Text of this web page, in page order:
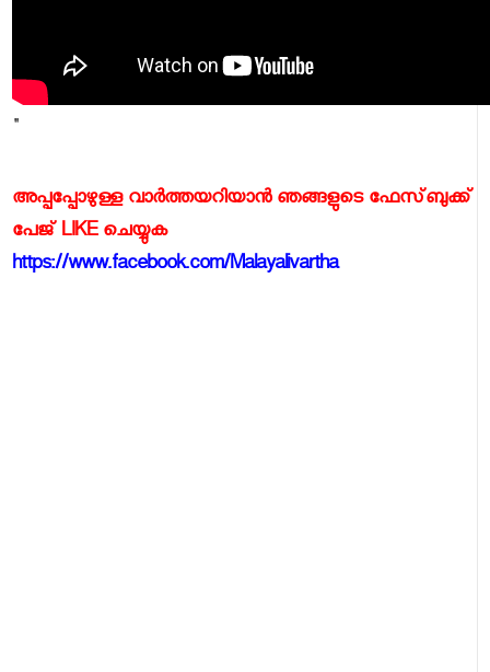
"
അപ്പപ്പോഴുള്ള വാര്‍ത്തയറിയാന്‍ ഞങ്ങളുടെ ഫേസ്‌ബുക്ക്‌
പേജ് LIKE ചെയ്യുക
https://www.facebook.com/Malayalivartha